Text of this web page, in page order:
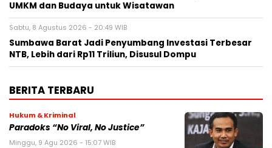
UMKM dan Budaya untuk Wisatawan
Sabtu, 8 Agustus 2026 - 20:49 WIB
Sumbawa Barat Jadi Penyumbang Investasi Terbesar
NTB, Lebih dari Rp11 Triliun, Disusul Dompu
BERITA TERBARU
Hukum & Kriminal
Paradoks “No Viral, No Justice”
Minggu, 9 Agu 2026 - 15:07 WIB